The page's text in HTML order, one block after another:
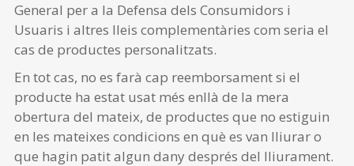
General per a la Defensa dels Consumidors i
Usuaris i altres lleis complementàries com seria el
cas de productes personalitzats.
En tot cas, no es farà cap reemborsament si el
producte ha estat usat més enllà de la mera
obertura del mateix, de productes que no estiguin
en les mateixes condicions en què es van lliurar o
que hagin patit algun dany després del lliurament.